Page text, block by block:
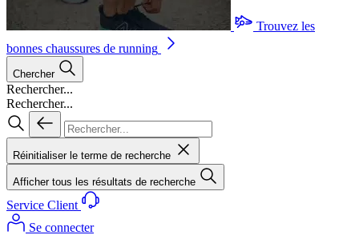
Trouvez les
bonnes chaussures de running
Chercher
Rechercher...
Rechercher...
Réinitialiser le terme de recherche
Afficher tous les résultats de recherche
Service Client
Se connecter